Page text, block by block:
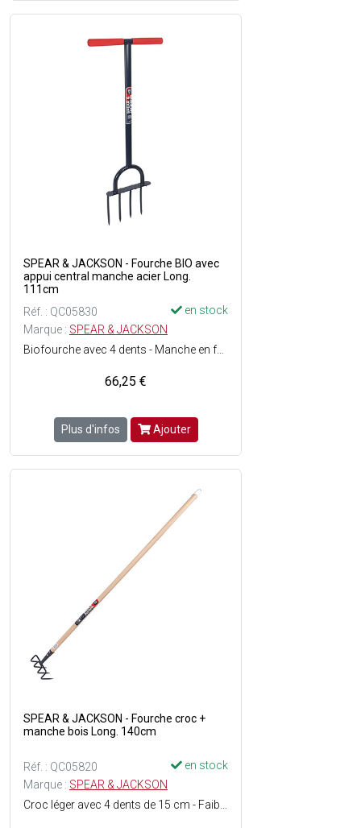
SPEAR & JACKSON - Fourche BIO avec
appui central manche acier Long.
111cm
Réf. : QC05830
en stock
Marque : SPEAR & JACKSON
66,25 €
Plus d'infos Ajouter
SPEAR & JACKSON - Fourche croc +
manche bois Long. 140cm
Réf. : QC05820
en stock
Marque : SPEAR & JACKSON